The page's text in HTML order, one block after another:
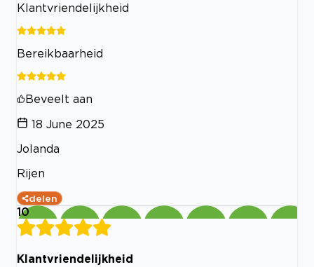
Klantvriendelijkheid
Bereikbaarheid
Beveelt aan
18 June 2025
Jolanda
Rijen
delen
10
Klantvriendelijkheid